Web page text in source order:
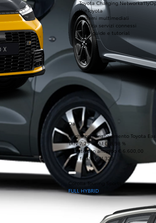
Da
Anche con finanziamento Toyota
TAN 7,25 % TAEG 8,98 %
47 rate con anticipo € 6.600,00
rata finale € 11.323
Corolla Touring Sports
FULL HYBRID
Toyota Charging Network
WeToyota
Sistemi multimediali
Verifica servizi connessi
FAQ, guide e tutorial